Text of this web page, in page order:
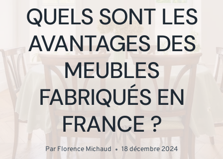
QUELS SONT LES
AVANTAGES DES
MEUBLES
FABRIQUÉS EN
FRANCE ?
Par Florence Michaud 18 décembre 2024